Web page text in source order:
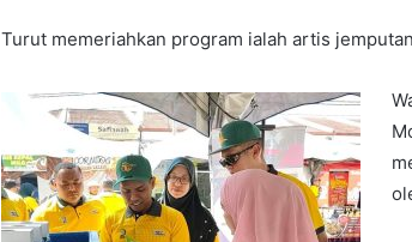
Turut memeriahkan program ialah artis